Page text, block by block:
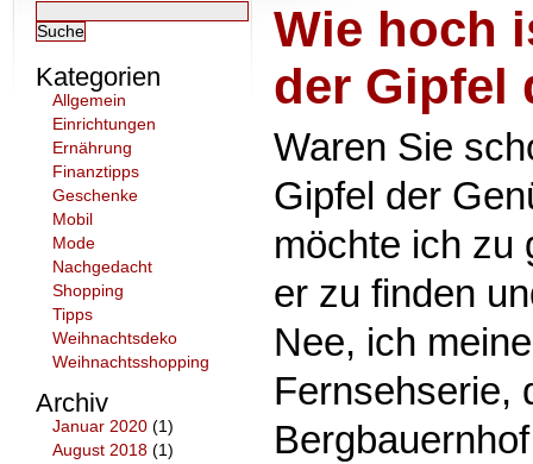
Kategorien
Allgemein
Einrichtungen
Ernährung
Finanztipps
Geschenke
Mobil
Mode
Nachgedacht
Shopping
Tipps
Weihnachtsdeko
Weihnachtsshopping
Archiv
Januar 2020 (1)
August 2018 (1)
Wie hoch
der Gipfel
Waren Sie
Gipfel der
möchte ich zu
er zu finden
Nee, ich
Fernsehserie,